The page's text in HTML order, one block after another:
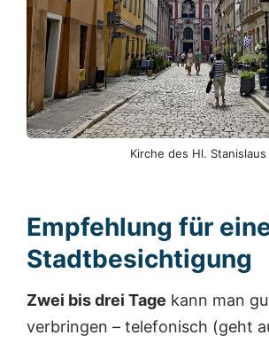
Kirche des Hl. Stanislaus
Empfehlung für
Stadtbesichtigung
Zwei bis drei Tage kann man
verbringen – telefonisch (geht